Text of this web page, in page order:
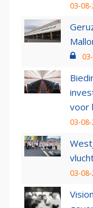
03-
voor
03-
03-